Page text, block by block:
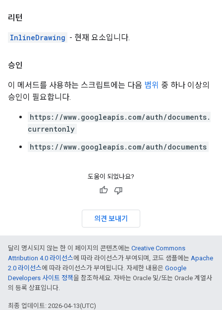
리턴
InlineDrawing - 현재 요소입니다.
승인
이 메서드를 사용하는 스크립트에는 다음 범위 중 하나 이상의
승인이 필요합니다.
https://www.googleapis.com/auth/documents.
currentonly
https://www.googleapis.com/auth/documents
도움이 되었나요?
의견 보내기
달리 명시되지 않는 한 이 페이지의 콘텐츠에는 Creative Commons
Attribution 4.0 라이선스에 따라 라이선스가 부여되며, 코드 샘플에는 Apache
2.0 라이선스에 따라 라이선스가 부여됩니다. 자세한 내용은 Google
Developers 사이트 정책을 참조하세요. 자바는 Oracle 및/또는 Oracle 계열사
의 등록 상표입니다.
최종 업데이트: 2026-04-13(UTC)